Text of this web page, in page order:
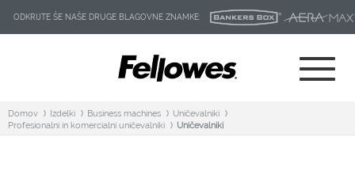
ODKRIJTE ŠE NAŠE DRUGE BLAGOVNE ZNAMKE:
Domov Izdelki Business machines
Uničevalniki
Profesionalni in komercialni uničevalniki
Uničevalniki